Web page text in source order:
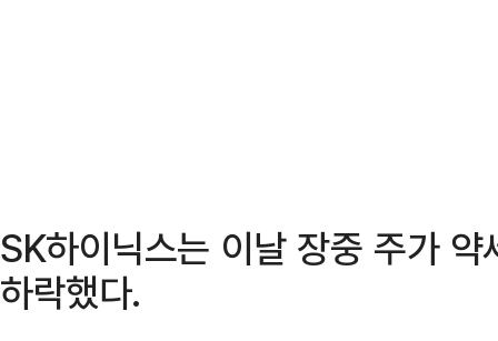
SK하이닉스는 이날 장중 주가
하락했다.